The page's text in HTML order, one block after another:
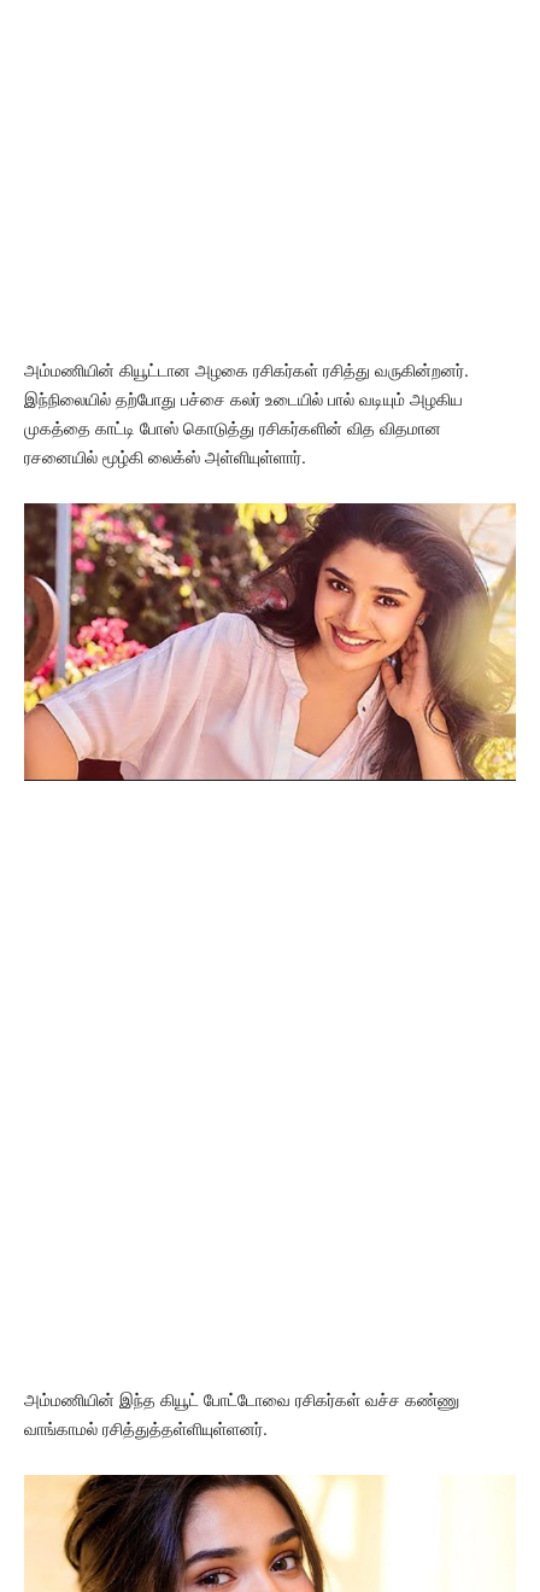
அம்மணியின் கியூட்டான அழகை ரசிகர்கள் ரசித்து வருகின்றனர்.
இந்நிலையில் தற்போது பச்சை கலர் உடையில் பால் வடியும் அழகிய
முகத்தை காட்டி போஸ் கொடுத்து ரசிகர்களின் வித விதமான
ரசனையில் மூழ்கி லைக்ஸ் அள்ளியுள்ளார்.
அம்மணியின் இந்த கியூட் போட்டோவை ரசிகர்கள் வச்ச கண்ணு
வாங்காமல் ரசித்துத்தள்ளியுள்ளனர்.